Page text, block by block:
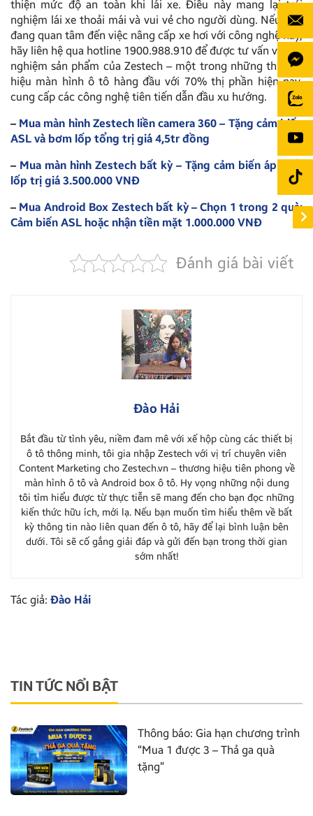
thiện mức độ an toàn khi lái xe. Điều này mang lại trải
nghiệm lái xe thoải mái và vui vẻ cho người dùng. Nếu bạn
đang quan tâm đến việc nâng cấp xe hơi với công nghệ này,
hãy liên hệ qua hotline 1900.988.910 để được tư vấn và trải
nghiệm sản phẩm của Zestech – một trong những thương
hiệu màn hình ô tô hàng đầu với 70% thị phần hiện nay,
cung cấp các công nghệ tiên tiến dẫn đầu xu hướng.
– Mua màn hình Zestech liền camera 360 – Tặng cảm biến
ASL và bơm lốp tổng trị giá 4,5tr đồng
– Mua màn hình Zestech bất kỳ – Tặng cảm biến áp suất
lốp trị giá 3.500.000 VNĐ
– Mua Android Box Zestech bất kỳ – Chọn 1 trong 2 quà:
Cảm biến ASL hoặc nhận tiền mặt 1.000.000 VNĐ
Đánh giá bài viết
Đào Hải
Bắt đầu từ tình yêu, niềm đam mê với xế hộp cùng các thiết bị
ô tô thông minh, tôi gia nhập Zestech với vị trí chuyên viên
Content Marketing cho Zestech.vn – thương hiệu tiên phong về
màn hình ô tô và Android box ô tô. Hy vọng những nội dung
tôi tìm hiểu được từ thực tiễn sẽ mang đến cho bạn đọc những
kiến thức hữu ích, mới lạ. Nếu bạn muốn tìm hiểu thêm về bất
kỳ thông tin nào liên quan đến ô tô, hãy để lại bình luận bên
dưới. Tôi sẽ cố gắng giải đáp và gửi đến bạn trong thời gian
sớm nhất!
Tác giả: Đào Hải
TIN TỨC NỔI BẬT
Thông báo: Gia hạn chương trình
“Mua 1 được 3 – Thả ga quà
tặng”